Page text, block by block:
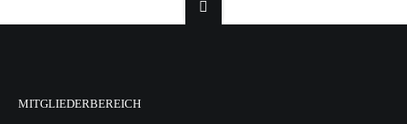
MITGLIEDERBEREICH